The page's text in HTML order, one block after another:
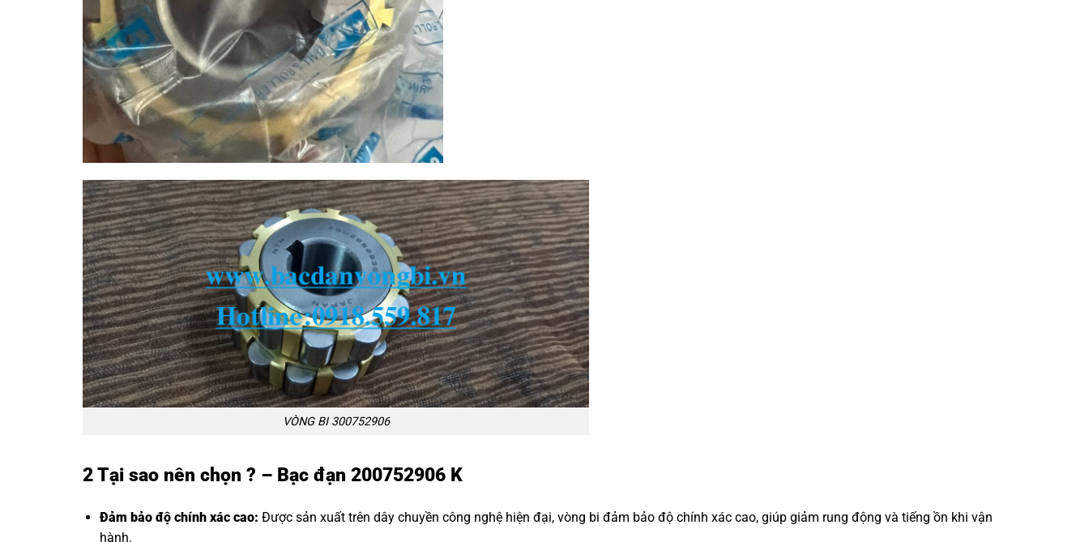
VÒNG BI 300752906
2 Tại sao nên chọn ? – Bạc đạn 200752906 K
Đảm bảo độ chính xác cao: Được sản xuất trên dây chuyền công nghệ hiện đại, vòng bi đảm bảo độ chính xác cao, giúp giảm rung động và tiếng ồn khi vận
hành.